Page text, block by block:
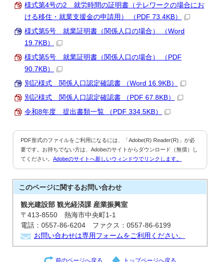
様式第4号の2 就労時間の証明書（テレワークの場合にお
ける移住・就業支援金の申請用） （PDF 73.4KB）
様式第5号 就業証明書（関係人口の場合） （Word
19.7KB）
様式第5号 就業証明書（関係人口の場合） （PDF
90.7KB）
別記様式 関係人口認定確認書 （Word 16.9KB）
別記様式 関係人口認定確認書 （PDF 67.8KB）
令和8年度 提出書類一覧 （PDF 334.5KB）
PDF形式のファイルをご利用になるには、「Adobe(R) Reader(R)」が必
要です。お持ちでない方は、Adobeのサイトからダウンロード（無償）し
てください。 Adobeのサイトへ新しいウィンドウでリンクします。
このページに関するお問い合わせ
観光建設部 観光経済課 産業振興室
〒413-8550 熱海市中央町1-1
電話：0557-86-6204 ファクス：0557-86-6199
お問い合わせは専用フォームをご利用ください。
前のページへ戻る トップページへ戻る